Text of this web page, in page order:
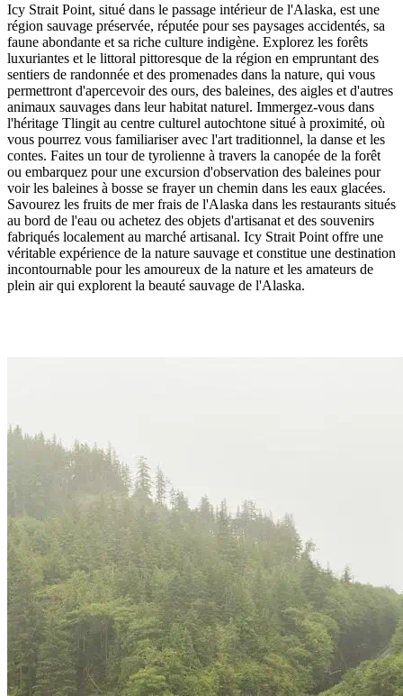
Icy Strait Point, situé dans le passage intérieur de l'Alaska, est une
région sauvage préservée, réputée pour ses paysages accidentés, sa
faune abondante et sa riche culture indigène. Explorez les forêts
luxuriantes et le littoral pittoresque de la région en empruntant des
sentiers de randonnée et des promenades dans la nature, qui vous
permettront d'apercevoir des ours, des baleines, des aigles et d'autres
animaux sauvages dans leur habitat naturel. Immergez-vous dans
l'héritage Tlingit au centre culturel autochtone situé à proximité, où
vous pourrez vous familiariser avec l'art traditionnel, la danse et les
contes. Faites un tour de tyrolienne à travers la canopée de la forêt
ou embarquez pour une excursion d'observation des baleines pour
voir les baleines à bosse se frayer un chemin dans les eaux glacées.
Savourez les fruits de mer frais de l'Alaska dans les restaurants situés
au bord de l'eau ou achetez des objets d'artisanat et des souvenirs
fabriqués localement au marché artisanal. Icy Strait Point offre une
véritable expérience de la nature sauvage et constitue une destination
incontournable pour les amoureux de la nature et les amateurs de
plein air qui explorent la beauté sauvage de l'Alaska.